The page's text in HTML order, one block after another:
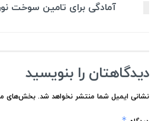
آمادگی برای تامین سوخت
دیدگاهتان را بنویسید
نشانی ایمیل شما منتشر نخواهد شد. بخش‌های